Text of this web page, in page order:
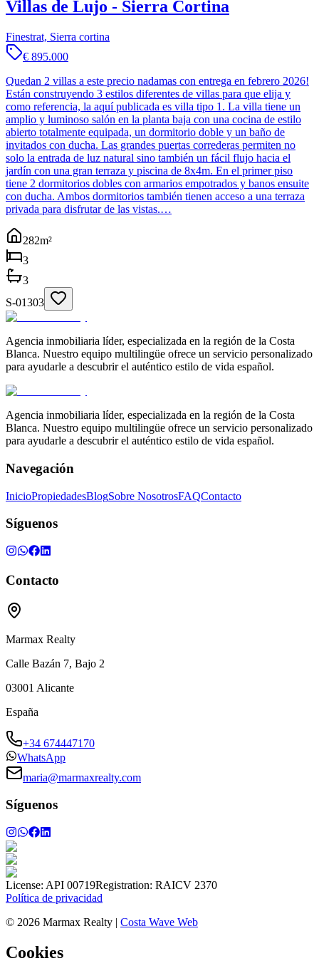
Villas de Lujo - Sierra Cortina
Finestrat, Sierra cortina
€ 895.000
Quedan 2 villas a este precio nadamas con entrega en febrero 2026!
Están construyendo 3 estilos diferentes de villas para que elija y
como referencia, la aquí publicada es villa tipo 1. La villa tiene un
amplio y luminoso salón en la planta baja con una cocina de estilo
abierto totalmente equipada, un dormitorio doble y un baño de
invitados con ducha. Las grandes puertas correderas permiten no
solo la entrada de luz natural sino también un fácil flujo hacia el
jardín con una gran terraza y piscina de 8x4m. En el primer piso
tiene 2 dormitorios dobles con armarios empotrados y banos ensuite
con ducha. Ambos dormitorios también tienen acceso a una terraza
privada para disfrutar de las vistas.…
282m²
3
3
S-01303
Agencia inmobiliaria líder, especializada en la región de la Costa
Blanca. Nuestro equipo multilingüe ofrece un servicio personalizado
para ayudarle a descubrir el auténtico estilo de vida español.
Agencia inmobiliaria líder, especializada en la región de la Costa
Blanca. Nuestro equipo multilingüe ofrece un servicio personalizado
para ayudarle a descubrir el auténtico estilo de vida español.
Navegación
InicioPropiedadesBlogSobre NosotrosFAQContacto
Síguenos
Contacto
Marmax Realty
Calle Bazán 7, Bajo 2
03001 Alicante
España
+34 674447170
WhatsApp
maria@marmaxrealty.com
Síguenos
License: API 00719Registration: RAICV 2370
Política de privacidad
© 2026 Marmax Realty | Costa Wave Web
Cookies